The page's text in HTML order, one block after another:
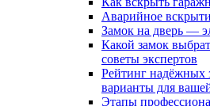
Аварийное
Замок на дверь —
Какой замок
советы экспертов
Рейтинг
варианты для
Этапы